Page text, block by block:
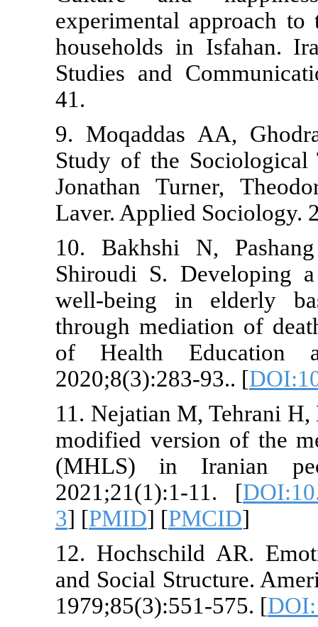
households
Studies and
9.
Study of
Jonathan
Laver.
10.
Shiroudi S.
well-being
through
of Health
11. Nejatian
modified
(MHLS)
3] [PMID
12.
and Social